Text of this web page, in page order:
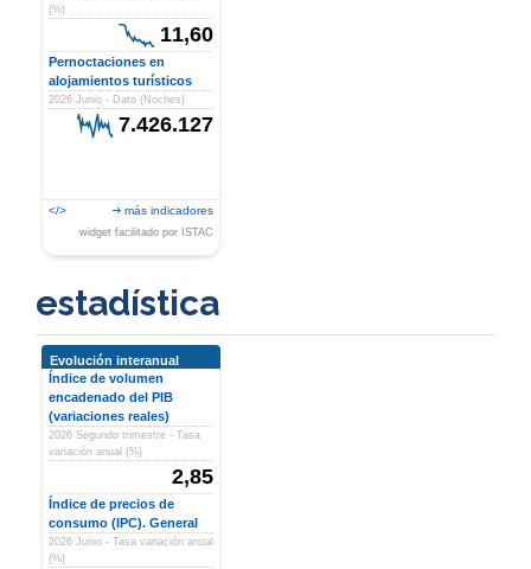
(%)
11,60
Pernoctaciones en
alojamientos turísticos
2026 Junio - Dato (Noches)
7.426.127
</> más indicadores
widget facilitado por ISTAC
estadística
Evolución interanual
Índice de volumen
encadenado del PIB
(variaciones reales)
2026 Segundo trimestre - Tasa
variación anual (%)
2,85
Índice de precios de
consumo (IPC). General
2026 Junio - Tasa variación anual
(%)